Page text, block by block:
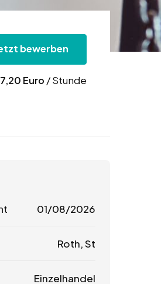
bewerben
Euro / Stunde
01/08/2026
Roth, St
Einzelhandel